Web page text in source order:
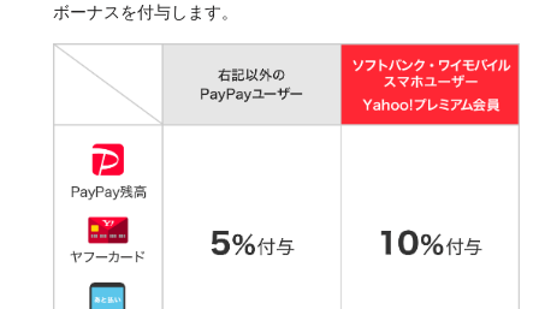
ボーナスを付与します。